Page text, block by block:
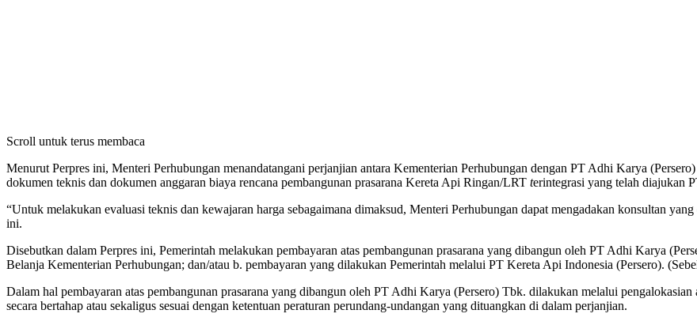
Scroll untuk terus membaca
Menurut Perpres ini, Menteri Perhubungan menandatangani perjanjian antara Kementerian Perhubungan dengan PT Adhi Karya
dokumen teknis dan dokumen anggaran biaya rencana pembangunan prasarana Kereta Api Ringan/LRT terintegrasi yang telah diajukan
“Untuk melakukan evaluasi teknis dan kewajaran harga sebagaimana dimaksud, Menteri Perhubungan dapat mengadakan konsultan
ini.
Disebutkan dalam Perpres ini, Pemerintah melakukan pembayaran atas pembangunan prasarana yang dibangun oleh PT Adhi Karya
Belanja Kementerian Perhubungan; dan/atau b. pembayaran yang dilakukan Pemerintah melalui PT Kereta Api Indonesia (Persero).
Dalam hal pembayaran atas pembangunan prasarana yang dibangun oleh PT Adhi Karya (Persero) Tbk. dilakukan melalui
secara bertahap atau sekaligus sesuai dengan ketentuan peraturan perundang-undangan yang dituangkan di dalam perjanjian.